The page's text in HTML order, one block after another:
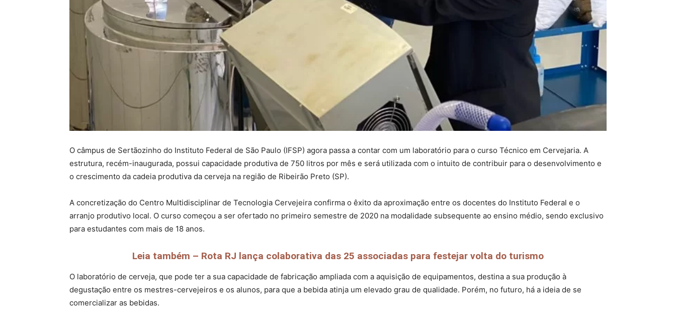
O câmpus de Sertãozinho do Instituto Federal de São Paulo (IFSP) agora passa a contar com um laboratório para o curso Técnico em Cervejaria. A
estrutura, recém-inaugurada, possui capacidade produtiva de 750 litros por mês e será utilizada com o intuito de contribuir para o desenvolvimento e
o crescimento da cadeia produtiva da cerveja na região de Ribeirão Preto (SP).
A concretização do Centro Multidisciplinar de Tecnologia Cervejeira confirma o êxito da aproximação entre os docentes do Instituto Federal e o
arranjo produtivo local. O curso começou a ser ofertado no primeiro semestre de 2020 na modalidade subsequente ao ensino médio, sendo exclusivo
para estudantes com mais de 18 anos.
Leia também – Rota RJ lança colaborativa das 25 associadas para festejar volta do turismo
O laboratório de cerveja, que pode ter a sua capacidade de fabricação ampliada com a aquisição de equipamentos, destina a sua produção à
degustação entre os mestres-cervejeiros e os alunos, para que a bebida atinja um elevado grau de qualidade. Porém, no futuro, há a ideia de se
comercializar as bebidas.